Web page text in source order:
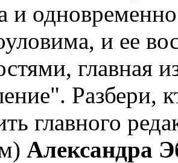
и
и ее
главная
Разбери,
главного
Александра